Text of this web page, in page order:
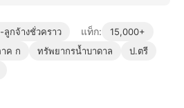
กจ้างชั่วคราว แท็ก:
15,000+
ค ก ทรัพยากรน้ำบาดาล
ป.ตรี